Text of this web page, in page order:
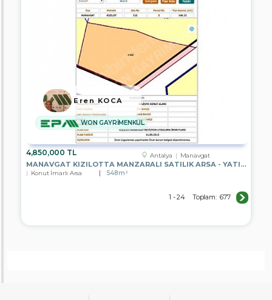
4,850,000 TL Antalya Manavgat
MANAVGAT KIZILOTTA MANZARALI SATILIK ARSA - YATIRIM FIRSATI
Konut İmarlı Arsa 548m²
WON GAYRİMENKUL
Eren KOCA
1 - 24 Toplam: 677